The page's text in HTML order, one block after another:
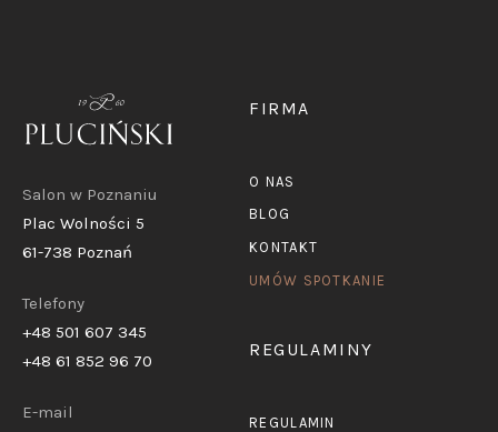
Salon w Poznaniu
Plac Wolności 5
61-738 Poznań
Telefony
+48 501 607 345
+48 61 852 96 70
E-mail
FIRMA
O NAS
BLOG
KONTAKT
UMÓW SPOTKANIE
REGULAMINY
REGULAMIN